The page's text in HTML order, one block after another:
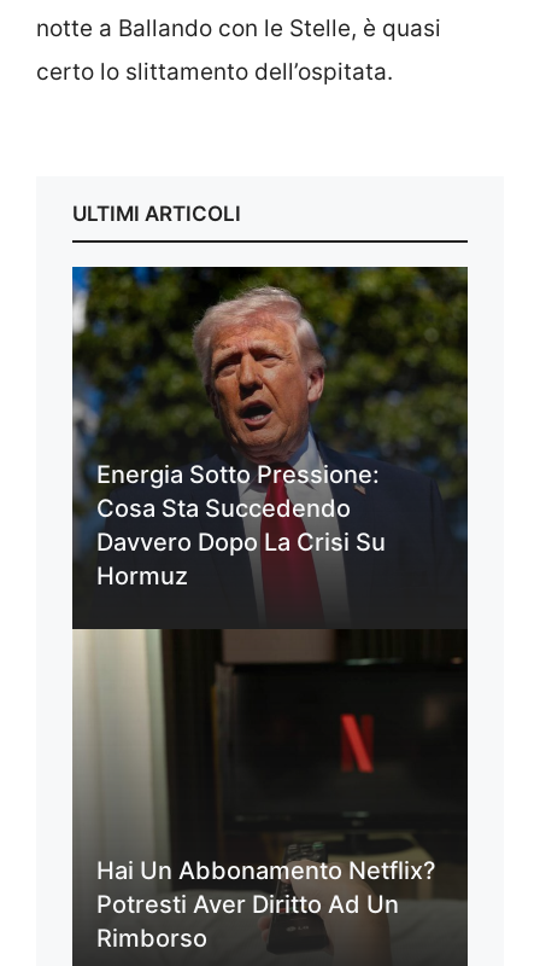
notte a Ballando con le Stelle, è quasi
certo lo slittamento dell’ospitata.
ULTIMI ARTICOLI
Energia Sotto Pressione:
Cosa Sta Succedendo
Davvero Dopo La Crisi Su
Hormuz
Hai Un Abbonamento Netflix?
Potresti Aver Diritto Ad Un
Rimborso